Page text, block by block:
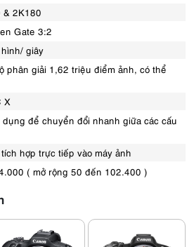
& 2K180
Gate 3:2
giây
phân giải 1,62 triệu điểm ảnh, có thể
X
để chuyển đổi nhanh giữa các cấu
hợp trực tiếp vào máy ảnh
( mở rộng 50 đến 102.400 )